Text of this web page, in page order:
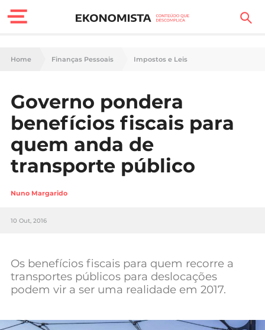
Finanças Pessoais
Carreira
Casa
Lifestyle
Sociedade
Tecnologia
Negócios
Mundial 2026
Home Finanças Pessoais Impostos e Leis
Governo pondera
benefícios fiscais para
quem anda de
transporte público
Nuno Margarido
10 Out, 2016
Os benefícios fiscais para quem recorre a
transportes públicos para deslocações
podem vir a ser uma realidade em 2017.